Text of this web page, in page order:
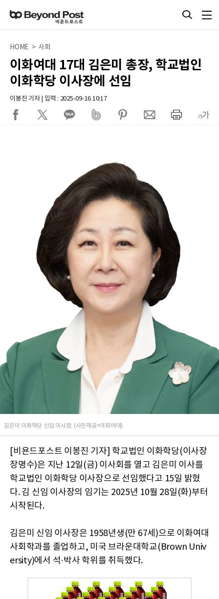
HOME > 사회
이화여대 17대 김은미 총장, 학교법인
이화학당 이사장에 선임
이봉진 기자 | 입력 : 2025-09-16 10:17
김은미 이화학당 신임 이사장. (사진제공=이화여대)
[비욘드포스트 이봉진 기자] 학교법인 이화학당(이사장
장명수)은 지난 12일(금) 이사회를 열고 김은미 이사를
학교법인 이화학당 이사장으로 선임했다고 15일 밝혔
다. 김 신임 이사장의 임기는 2025년 10월 28일(화)부터
시작된다.
김은미 신임 이사장은 1958년생(만 67세)으로 이화여대
사회학과를 졸업하고, 미국 브라운대학교(Brown Univ
ersity)에서 석·박사 학위를 취득했다.